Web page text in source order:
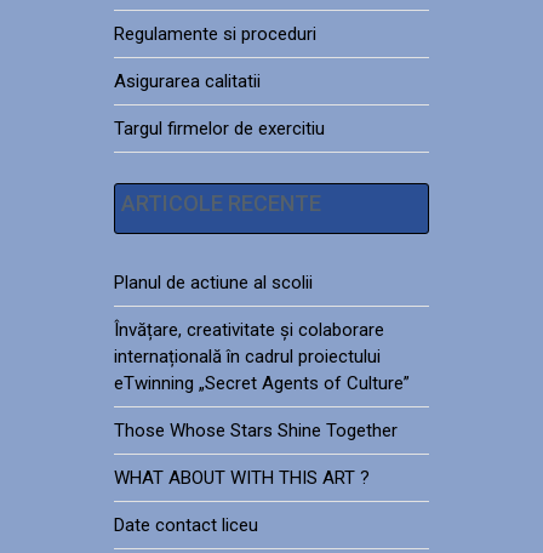
Regulamente si proceduri
Asigurarea calitatii
Targul firmelor de exercitiu
ARTICOLE RECENTE
Planul de actiune al scolii
Învățare, creativitate și colaborare
internațională în cadrul proiectului
eTwinning „Secret Agents of Culture”
Those Whose Stars Shine Together
WHAT ABOUT WITH THIS ART ?
Date contact liceu